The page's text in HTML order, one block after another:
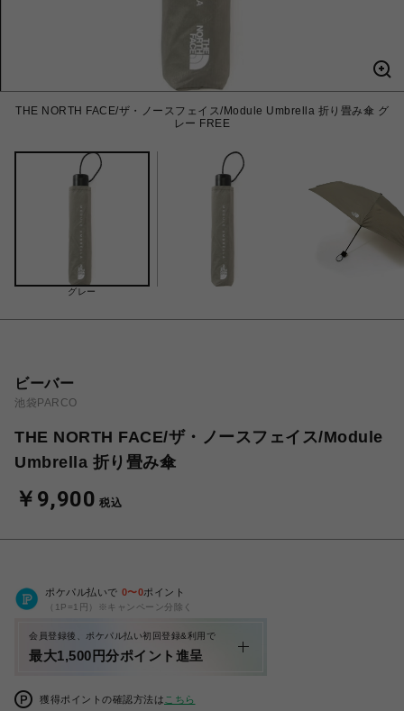
THE NORTH FACE/ザ・ノースフェイス/Module Umbrella 折り畳み傘 グ
レー FREE
グレー
ビーバー
池袋PARCO
THE NORTH FACE/ザ・ノースフェイス/Module
Umbrella 折り畳み傘
￥9,900 税込
ポケパル払いで 0〜0ポイント
（1P=1円）※キャンペーン分除く
会員登録後、ポケパル払い初回登録&利用で
最大1,500円分ポイント進呈
獲得ポイントの確認方法は こちら